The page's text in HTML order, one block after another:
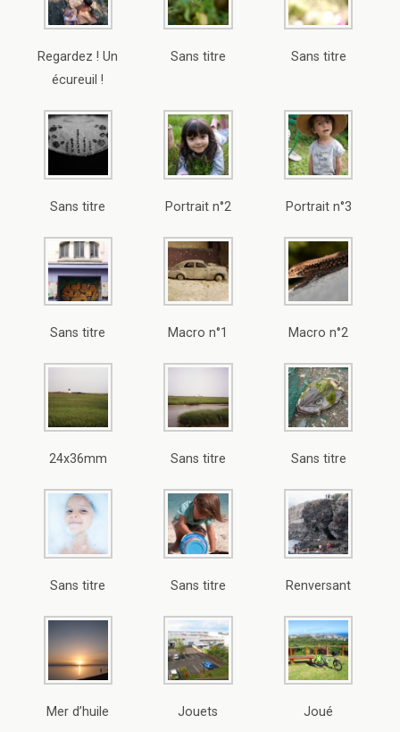
Regardez ! Un
écureuil !
Sans titre Sans titre
Sans titre Portrait n°2 Portrait n°3
Sans titre Macro n°1 Macro n°2
24x36mm Sans titre Sans titre
Sans titre Sans titre Renversant
Mer d’huile Jouets Joué